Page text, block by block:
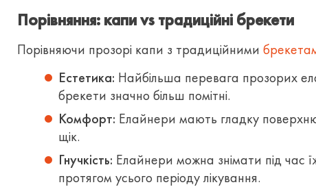
Порівняння: капи vs традиційні брекети
Порівняючи прозорі капи з традиційними
Естетика: Найбільша перевага прозорих
брекети значно більш помітні.
Комфорт: Елайнери мають гладку
щік.
Гнучкість: Елайнери можна знімати під час
протягом усього періоду лікування.